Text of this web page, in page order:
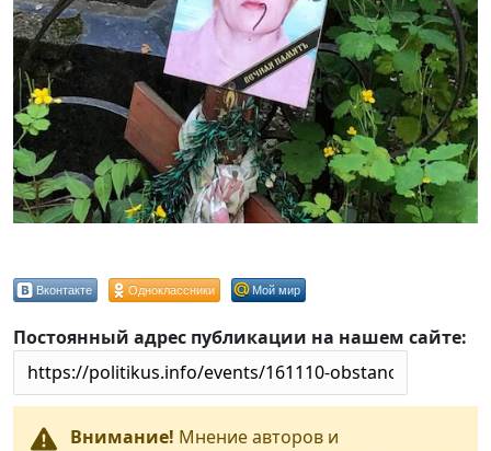
Вконтакте Одноклассники Мой мир
Постоянный адрес публикации на нашем сайте:
Внимание! Мнение авторов и